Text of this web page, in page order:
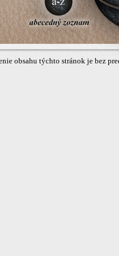
obsahu týchto stránok je bez